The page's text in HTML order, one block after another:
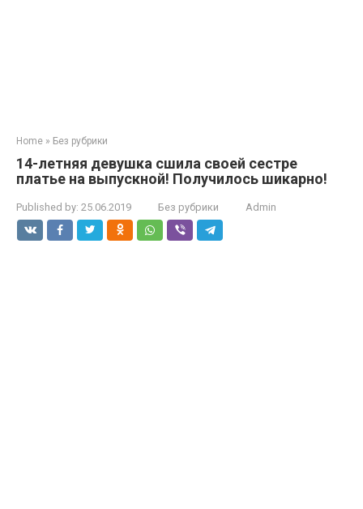
Home » Без рубрики
14-летняя девушка сшила своей сестре
платье на выпускной! Получилось шикарно!
Published by: 25.06.2019 Без рубрики Admin